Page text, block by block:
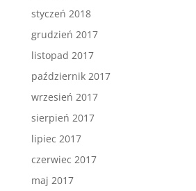
styczeń 2018
grudzień 2017
listopad 2017
październik 2017
wrzesień 2017
sierpień 2017
lipiec 2017
czerwiec 2017
maj 2017